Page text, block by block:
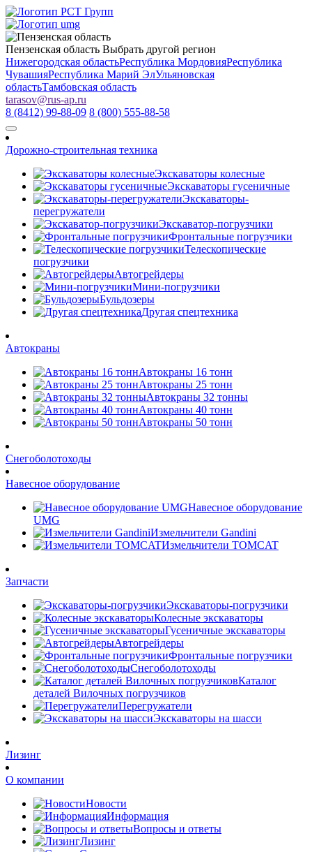
Пензенская область Выбрать другой регион
Нижегородская областьРеспублика МордовияРеспублика
ЧувашияРеспублика Марий ЭлУльяновская
областьТамбовская область
tarasov@rus-ap.ru
8 (8412) 99-88-09 8 (800) 555-88-58
Дорожно-строительная техника
Экскаваторы колесные
Экскаваторы гусеничные
Экскаваторы-
перегружатели
Экскаватор-погрузчики
Фронтальные погрузчики
Телескопические
погрузчики
Автогрейдеры
Мини-погрузчики
Бульдозеры
Другая спецтехника
Автокраны
Автокраны 16 тонн
Автокраны 25 тонн
Автокраны 32 тонны
Автокраны 40 тонн
Автокраны 50 тонн
Снегоболотоходы
Навесное оборудование
Навесное оборудование
UMG
Измельчители Gandini
Измельчители TOMCAT
Запчасти
Экскаваторы-погрузчики
Колесные экскаваторы
Гусеничные экскаваторы
Автогрейдеры
Фронтальные погрузчики
Снегоболотоходы
Каталог
деталей Вилочных погрузчиков
Перегружатели
Экскаваторы на шасси
Лизинг
О компании
Новости
Информация
Вопросы и ответы
Лизинг